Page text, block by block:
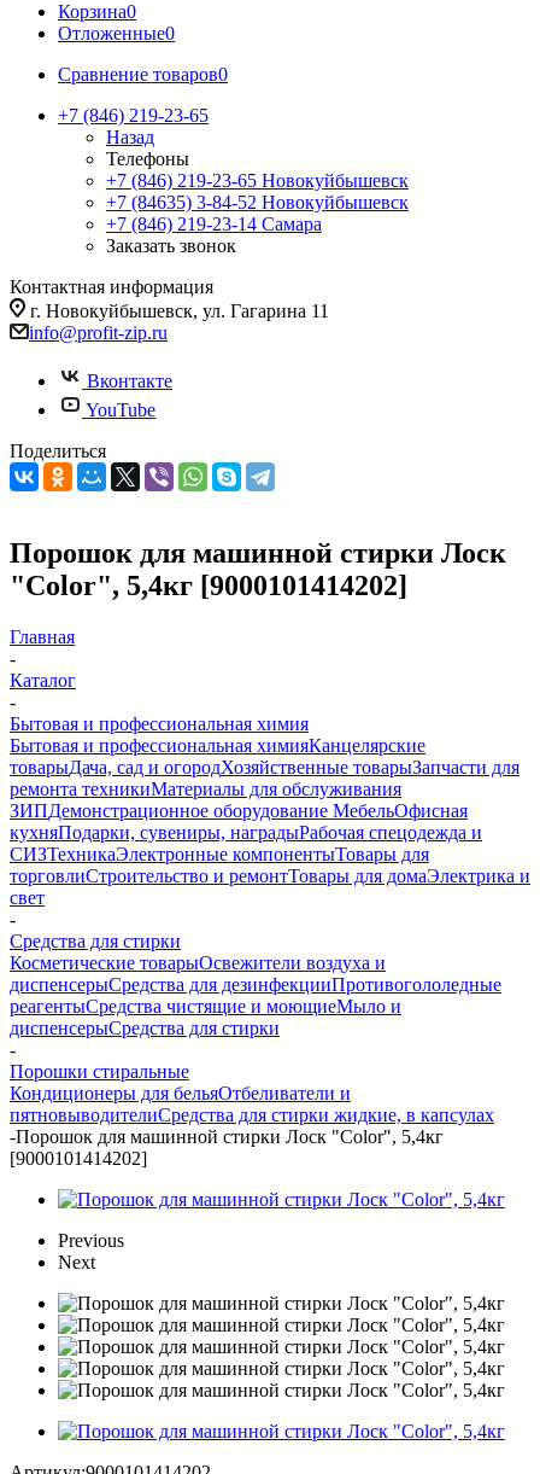
Корзина0
Отложенные0
Сравнение товаров0
+7 (846) 219-23-65
Назад
Телефоны
+7 (846) 219-23-65 Новокуйбышевск
+7 (84635) 3-84-52 Новокуйбышевск
+7 (846) 219-23-14 Самара
Заказать звонок
Контактная информация
г. Новокуйбышевск, ул. Гагарина 11
info@profit-zip.ru
Вконтакте
YouTube
Поделиться
Порошок для машинной стирки Лоск
"Color", 5,4кг [9000101414202]
Главная
-
Каталог
-
Бытовая и профессиональная химия
Бытовая и профессиональная химияКанцелярские
товарыДача, сад и огородХозяйственные товарыЗапчасти для
ремонта техникиМатериалы для обслуживания
ЗИПДемонстрационное оборудование МебельОфисная
кухняПодарки, сувениры, наградыРабочая спецодежда и
СИЗТехникаЭлектронные компонентыТовары для
торговлиСтроительство и ремонтТовары для домаЭлектрика и
свет
-
Средства для стирки
Косметические товарыОсвежители воздуха и
диспенсерыСредства для дезинфекцииПротивогололедные
реагентыСредства чистящие и моющиеМыло и
диспенсерыСредства для стирки
-
Порошки стиральные
Кондиционеры для бельяОтбеливатели и
пятновыводителиСредства для стирки жидкие, в капсулах
-Порошок для машинной стирки Лоск "Color", 5,4кг
[9000101414202]
Previous
Next